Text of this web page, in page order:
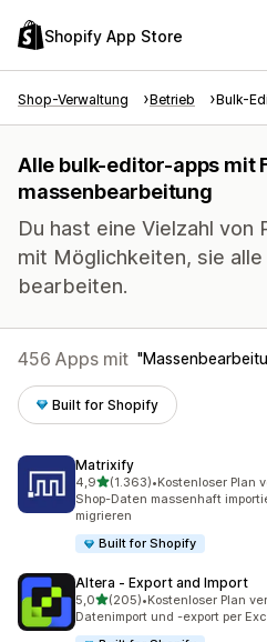
Shopify App Store
Shop-Verwaltung Betrieb Bulk-
Alle bulk-editor-apps mit
massenbearbeitung
Du hast eine Vielzahl von
mit Möglichkeiten, sie
bearbeiten.
456 Apps mit
Built for Shopify
Matrixify
4,9von 5 Sternen
(1.363)
1363 Rezensionen insgesamt
•Kostenloser Plan
Shop-Daten massenhaft
migrieren
Built for Shopify
Altera ‑ Export and Import
5,0von 5 Sternen
(205)
205 Rezensionen insgesamt
•Kostenloser Plan
Datenimport und -export per